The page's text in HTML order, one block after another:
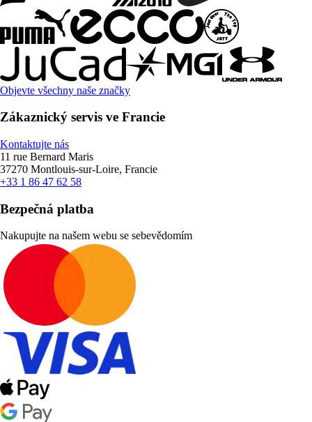
Objevte všechny naše značky
Zákaznický servis ve Francie
Kontaktujte nás
11 rue Bernard Maris
37270 Montlouis-sur-Loire, Francie
+33 1 86 47 62 58
Bezpečná platba
Nakupujte na našem webu se sebevědomím